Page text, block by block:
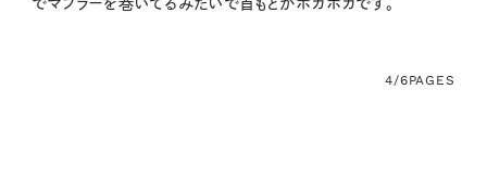
でマフラーを巻いてるみたいで首もとがホカホカです。
4/6PAGES